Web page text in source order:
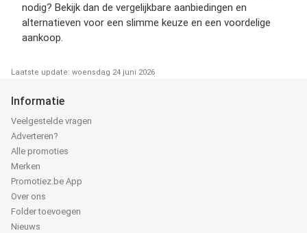
nodig? Bekijk dan de vergelijkbare aanbiedingen en
alternatieven voor een slimme keuze en een voordelige
aankoop.
Laatste update: woensdag 24 juni 2026
Informatie
Veelgestelde vragen
Adverteren?
Alle promoties
Merken
Promotiez.be App
Over ons
Folder toevoegen
Nieuws